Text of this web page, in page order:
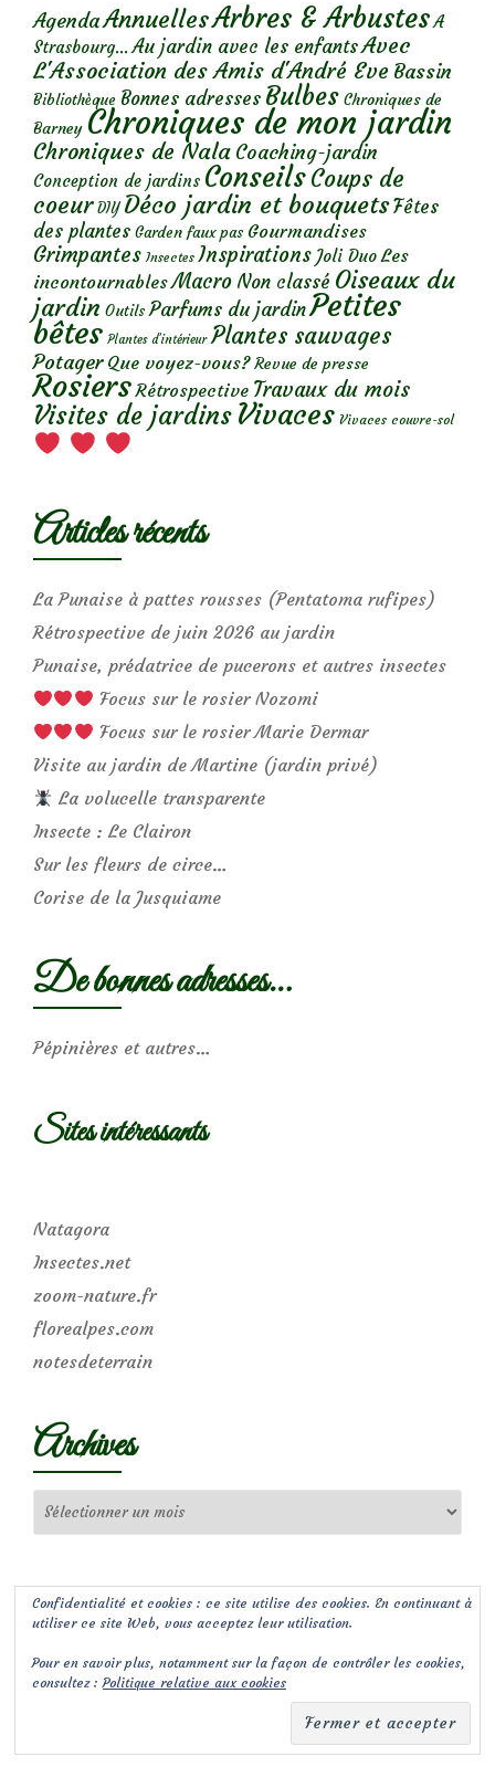
AgendaAnnuellesArbres & Arbustes A
Strasbourg... Au jardin avec les enfantsAvec
L'Association des Amis d'André Eve Bassin
Bibliothèque Bonnes adresses Bulbes Chroniques de
Barney Chroniques de mon jardin
Chroniques de Nala Coaching-jardin
Conception de jardins ConseilsCoups de
coeur DIY Déco jardin et bouquetsFêtes
des plantes Garden faux pas Gourmandises
Grimpantes Insectes Inspirations Joli Duo Les
incontournables Macro Non classé Oiseaux du
jardin Outils Parfums du jardinPetites
bêtes Plantes d’intérieur Plantes sauvages
Potager Que voyez-vous? Revue de presse
Rosiers Rétrospective Travaux du mois
Visites de jardins Vivaces Vivaces couvre-sol
Articles récents
La Punaise à pattes rousses (Pentatoma rufipes)
Rétrospective de juin 2026 au jardin
Punaise, prédatrice de pucerons et autres insectes
Focus sur le rosier Nozomi
Focus sur le rosier Marie Dermar
Visite au jardin de Martine (jardin privé)
La volucelle transparente
Insecte : Le Clairon
Sur les fleurs de circe…
Corise de la Jusquiame
De bonnes adresses…
Pépinières et autres…
Sites intéressants
Natagora
Insectes.net
zoom-nature.fr
florealpes.com
notesdeterrain
Archives
Confidentialité et cookies : ce site utilise des cookies. En continuant à
utiliser ce site Web, vous acceptez leur utilisation.
Pour en savoir plus, notamment sur la façon de contrôler les cookies,
consultez :Politique relative aux cookies